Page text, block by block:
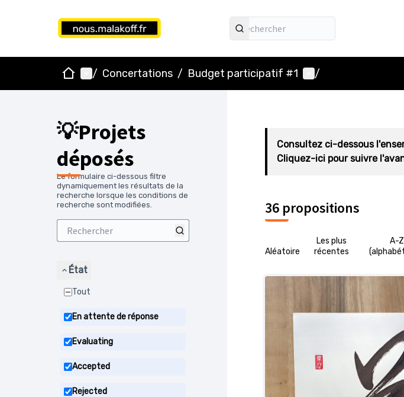
AccueilMenu principal
/ Concertations / Budget participatif #1 Menu utilisateur
/
💡Projets
déposés
Le formulaire ci-dessous filtre
dynamiquement les résultats de la
recherche lorsque les conditions de
recherche sont modifiées.
État
Tout
En attente de réponse
Evaluating
Accepted
Rejected
Consultez ci-dessous
Cliquez-ici pour suivre
36 propositions
Aléatoire
Les plus
récentes
A-Z